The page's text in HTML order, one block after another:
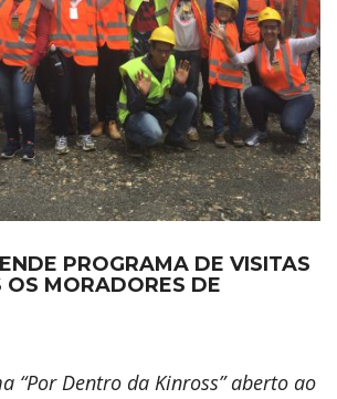
PROGRAMA DE VISITAS
MORADORES DE
“Por Dentro da Kinross” aberto ao